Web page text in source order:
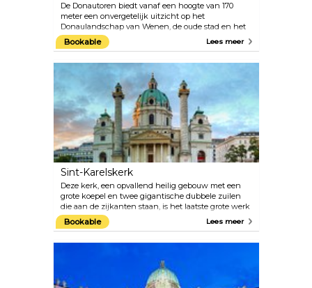
De Donautoren biedt vanaf een hoogte van 170
meter een onvergetelijk uitzicht op het
Donaulandschap van Wenen, de oude stad en het
Weense Woud. De twee snelliften brengen
bezoekers in slechts 35 seconden naar het
De Donautoren werd in 1964 gebouwd voor het
Vienna International Garden Festival. Grote weiden,
uitgestrekte joggingpaden, speelplaatsen voor
kinderen en bloembedden bieden bezoekers een
ontspannende ruimte.
Bookable Lees meer
Sint-Karelskerk
Deze kerk, een opvallend heilig gebouw met een
grote koepel en twee gigantische dubbele zuilen
die aan de zijkanten staan, is het laatste grote werk
van de barokke stadsarchitect Johann Bernhard
Fischer von Erlach. De Karlskirche is een
architecturale elementen. Neem de lift naar de
koepel voor een close-up van de met fresco's
versierde interieurs. In de Karlskirche worden
Bookable Lees meer